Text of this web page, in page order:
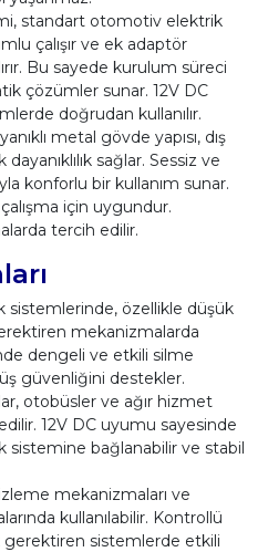
standart otomotiv elektrik
çalışır ve ek adaptör
Bu sayede kurulum süreci
çözümler sunar. 12V DC
doğrudan kullanılır.
metal gövde yapısı, dış
sağlar. Sessiz ve
konforlu bir kullanım sunar.
için uygundur.
tercih edilir.
özellikle düşük
mekanizmalarda
dengeli ve etkili silme
güvenliğini destekler.
otobüsler ve ağır hizmet
12V DC uyumu sayesinde
sistemine bağlanabilir ve stabil
mekanizmaları ve
kullanılabilir. Kontrollü
sistemlerde etkili